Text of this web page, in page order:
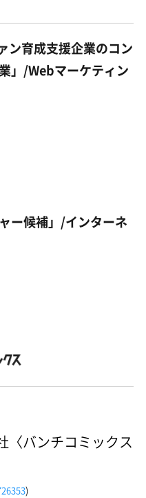
ン育成支援企業のコン
」/Webマーケティン
ー候補」/インターネ
〈バンチコミックス
)